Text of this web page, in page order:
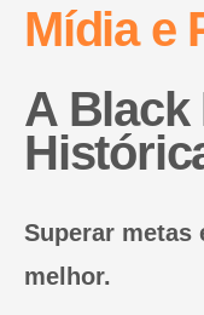
Mídia e
A Black
Superar metas
melhor.